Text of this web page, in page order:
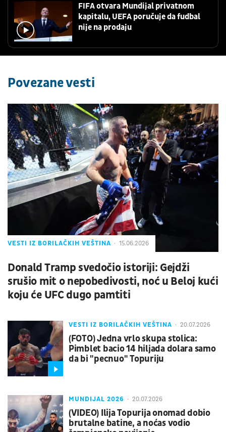
FIFA otvara Mundijal privatnom
kapitalu, UEFA poručuje da fudbal
nije na prodaju
Povezane vesti
VESTI IZ BORILAČKIH VEŠTINA 15.06.2026
Donald Tramp svedočio istoriji: Gejdži
srušio mit o nepobedivosti, noć u Beloj kući
koju će UFC dugo pamtiti
VESTI IZ BORILAČKIH VEŠTINA 20.07.2026
(FOTO) Jedna vrlo skupa stolica:
Pimblet bacio 14 hiljada dolara samo
da bi "pecnuo" Topuriju
MUNDIJAL 2026 20.07.2026
(VIDEO) Ilija Topurija onomad dobio
brutalne batine, a noćas vodio